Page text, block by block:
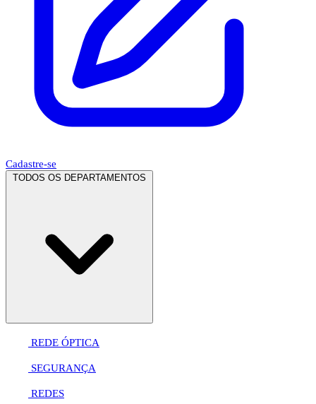
Cadastre-se
TODOS OS DEPARTAMENTOS
REDE ÓPTICA
SEGURANÇA
REDES